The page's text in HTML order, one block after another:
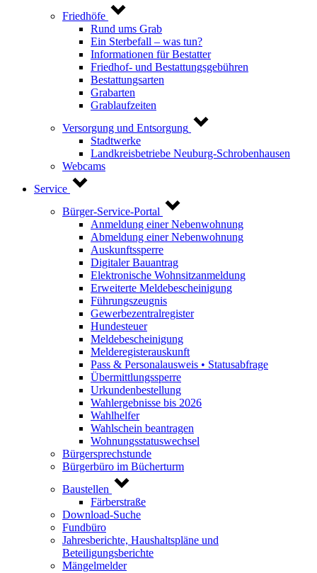
Friedhöfe
Rund ums Grab
Ein Sterbefall – was tun?
Informationen für Bestatter
Friedhof- und Bestattungsgebühren
Bestattungsarten
Grabarten
Grablaufzeiten
Versorgung und Entsorgung
Stadtwerke
Landkreisbetriebe Neuburg-Schrobenhausen
Webcams
Service
Bürger-Service-Portal
Anmeldung einer Nebenwohnung
Abmeldung einer Nebenwohnung
Auskunftssperre
Digitaler Bauantrag
Elektronische Wohnsitzanmeldung
Erweiterte Meldebescheinigung
Führungszeugnis
Gewerbezentralregister
Hundesteuer
Meldebescheinigung
Melderegisterauskunft
Pass & Personalausweis • Statusabfrage
Übermittlungssperre
Urkundenbestellung
Wahlergebnisse bis 2026
Wahlhelfer
Wahlschein beantragen
Wohnungsstatuswechsel
Bürgersprechstunde
Bürgerbüro im Bücherturm
Baustellen
Färberstraße
Download-Suche
Fundbüro
Jahresberichte, Haushaltspläne und
Beteiligungsberichte
Mängelmelder